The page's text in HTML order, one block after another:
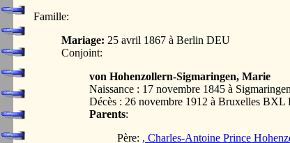
Famille:
Mariage: 25 avril 1867 à Berlin DEU
Conjoint:
von Hohenzollern-Sigmaringen, Marie
Naissance : 17 novembre 1845 à
Décès : 26 novembre 1912 à Bruxelles BXL
Parents:
Père: , Charles-Antoine Prince